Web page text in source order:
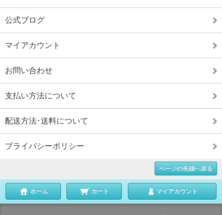
公式ブログ
マイアカウント
お問い合わせ
支払い方法について
配送方法･送料について
プライバシーポリシー
ページの先頭へ戻る
ホーム カート マイアカウント